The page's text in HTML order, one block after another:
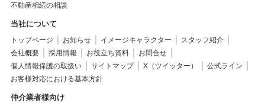
不動産相続の相談
当社について
トップページ お知らせ イメージキャラクター
スタッフ紹介
会社概要
採用情報 お役立ち資料
お問合せ
個人情報保護の取扱い
サイトマップ X（ツイッター）
公式ライン
お客様対応における基本方針
仲介業者様向け